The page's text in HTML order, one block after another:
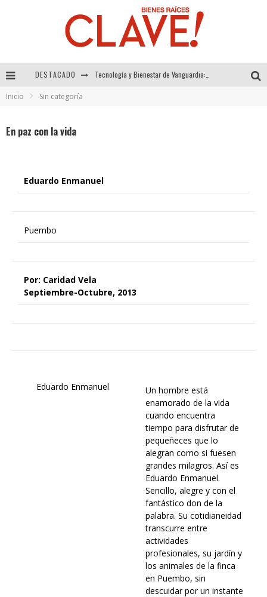
DESTACADO Sector Inmobiliario – recuperación a paso firme
Inicio Sin categoría
En paz con la vida
Eduardo Enmanuel
Puembo
Por: Caridad Vela
Septiembre-Octubre, 2013
Eduardo Enmanuel
Un hombre está
enamorado de la vida
cuando encuentra
tiempo para disfrutar de
pequeñeces que lo
alegran como si fuesen
grandes milagros. Así es
Eduardo Enmanuel.
Sencillo, alegre y con el
fantástico don de la
palabra. Su cotidianeidad
transcurre entre
actividades
profesionales, su jardín y
los animales de la finca
en Puembo, sin
descuidar por un instante